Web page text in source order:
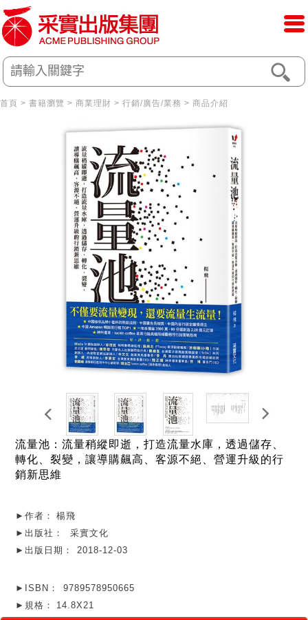
首頁 > 書籍瀏覽 > 商業理財 > 行銷/廣告/業務 > 商品介紹
流量池：流量稍縱即逝，打造流量水庫，透過儲存、
轉化、裂變，讓導購飆高、客源不絕、營運升級的行
銷新思維
►作者：
楊飛
►出版社：
采實文化
►出版日期：
2018-12-03
►ISBN：
9789578950665
►規格：
14.8X21